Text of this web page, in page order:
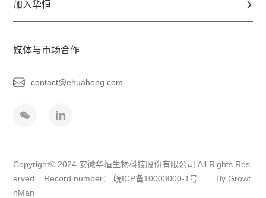
加入华恒
媒体与市场合作
contact@ehuaheng.com
Copyright© 2024 安徽华恒生物科技股份有限公司 All Rights Res
erved. Record number：
皖ICP备10003000-1号
By Growt
hMan